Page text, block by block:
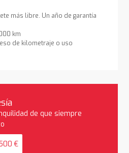
más libre. Un año de garantía
km
de kilometraje o uso
de que siempre
€